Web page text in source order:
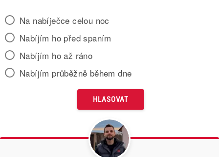
Na nabíječce celou noc
Nabíjím ho před spaním
Nabíjím ho až ráno
Nabíjím průběžně během dne